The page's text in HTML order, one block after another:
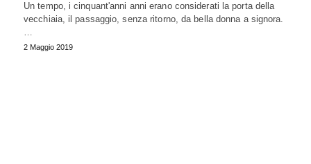
Un tempo, i cinquant'anni anni erano considerati la porta della
vecchiaia, il passaggio, senza ritorno, da bella donna a signora.
…
2 Maggio 2019